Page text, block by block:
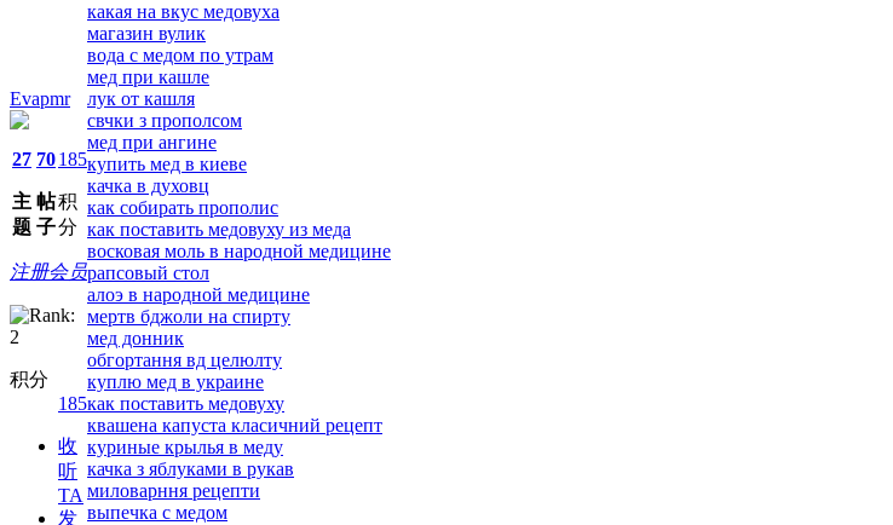
Evapmr
27
主
题
70
帖
子
185
积
分
注册会员
积分
185
收
听
TA
发
какая на вкус медовуха
магазин вулик
вода с медом по утрам
мед при кашле
лук от кашля
свчки з прополсом
мед при ангине
купить мед в киеве
качка в духовц
как собирать прополис
как поставить медовуху из меда
восковая моль в народной медицине
рапсовый стол
алоэ в народной медицине
мертв бджоли на спирту
мед донник
обгортання вд целюлту
куплю мед в украине
как поставить медовуху
квашена капуста класичний рецепт
куриные крылья в меду
качка з яблуками в рукав
миловарння рецепти
выпечка с медом